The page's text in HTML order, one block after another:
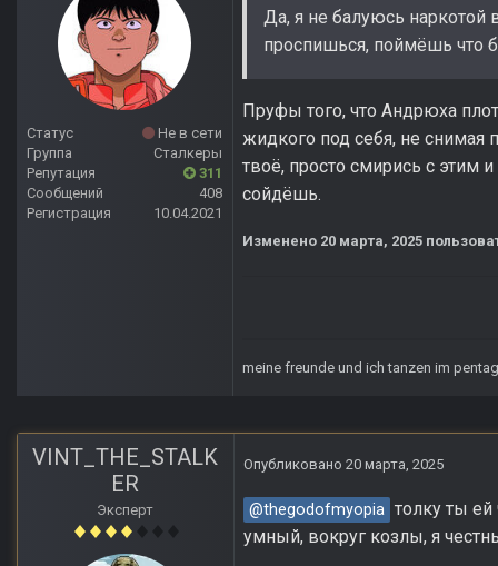
Статус
Не в сети
Группа
Сталкеры
Репутация
311
Сообщений
408
Регистрация
10.04.2021
Да, я не балуюсь наркотой
проспишься, поймёшь что
Пруфы того, что Андрюха
жидкого под себя, не снимая
твоё, просто смирись с этим
сойдёшь.
Изменено 20 марта, 2025
meine freunde und ich tanzen im
VINT_THE_STALK
ER
Эксперт
Опубликовано 20 марта, 2025
@thegodofmyopia толку ты ей
умный, вокруг козлы, я